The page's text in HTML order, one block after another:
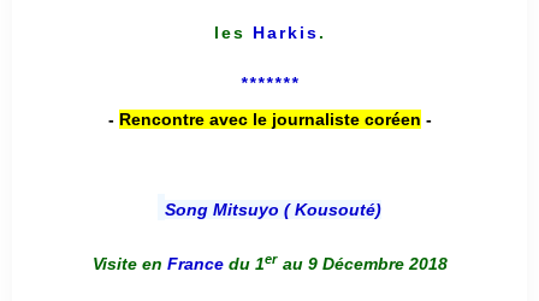
les Harkis.
*******
- Rencontre avec le journaliste coréen -
Song Mitsuyo ( Kousouté)
Visite en France du 1er au 9 Décembre 2018